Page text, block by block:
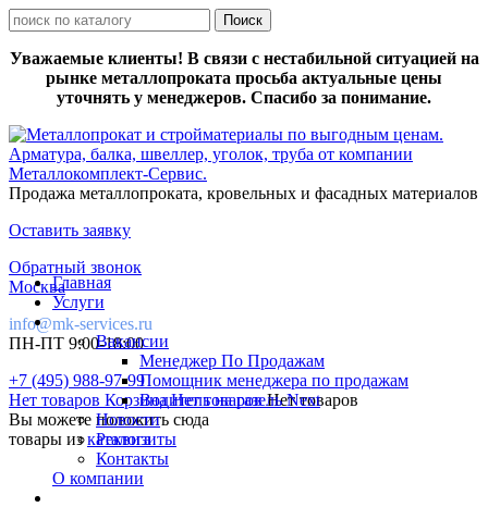
Уважаемые клиенты! В связи с нестабильной ситуацией на
рынке металлопроката просьба актуальные цены
уточнять у менеджеров. Спасибо за понимание.
Продажа металлопроката, кровельных и фасадных материалов
Оставить заявку
Обратный звонок
Москва
info@mk-services.ru
ПН-ПТ 9:00-18:00
+7 (495) 988-97-99
Нет товаров КорзинаНет товаровНет товаров
Вы можете положить сюда
товары изкаталога
Главная
Услуги
Вакансии
Менеджер По Продажам
Помощник менеджера по продажам
Водитель на газель Next
Новости
Реквизиты
Контакты
О компании